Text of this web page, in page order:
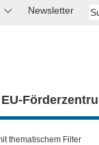
Newsletter
EU-
thematischem Filter